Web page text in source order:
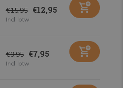
€15,95 €12,95
Incl. btw
€9,95 €7,95
Incl. btw